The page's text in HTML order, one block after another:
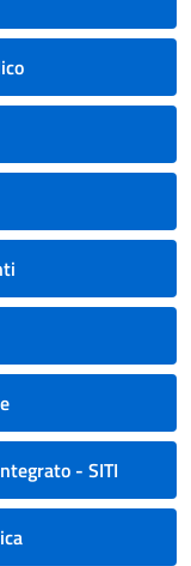
- SITI